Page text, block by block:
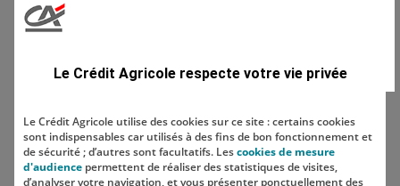
Comment construire sa stratégie
d'épargne ?
Le Crédit Agricole respecte votre vie privée
Le Crédit Agricole utilise des cookies sur ce site : certains cookies
sont indispensables car utilisés à des fins de bon fonctionnement et
de sécurité ; d’autres sont facultatifs. Lescookies de mesure
d'audience permettent de réaliser des statistiques de visites,
d’analyser votre navigation, et vous présenter ponctuellement des